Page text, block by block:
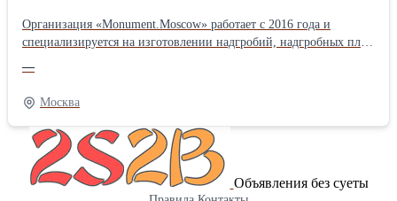
Организация «Monument.Moscow» работает с 2016 года и
специализируется на изготовлении надгробий, надгробных плит
создание изделий из натурального гранита и мрамора,
качественный монтаж и комплексное благоустройство
захоронений. Компания успешно реализовала больше 500
проектов, предоставляет свыше 30 видов камня и обеспечивает
100% точное соблюдение сроков . Приоритетная особенность —
наличие собственного производства без посредников,
бесплатная разработка 3D-макета и гарантия на материал до 30
—
Москва
Объявления без суеты